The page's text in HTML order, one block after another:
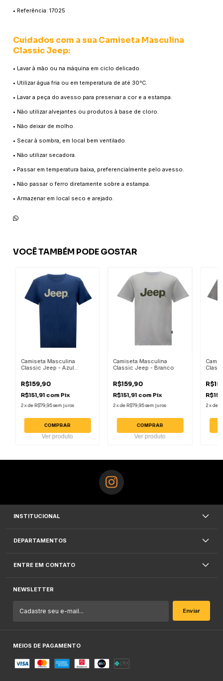
• Referência: 17025
Cuidados com a sua Camiseta Masculina
Classic Jeep:
• Lavar à mão ou na máquina em ciclo delicado.
• Utilizar água fria ou em temperatura de até 30°C.
• Lavar a peça do avesso para preservar a cor e a estampa.
• Não utilizar alvejantes ou produtos à base de cloro.
• Não deixar de molho.
• Secar à sombra, em local bem ventilado.
• Não utilizar secadora.
• Passar em temperatura baixa, preferencialmente pelo avesso.
• Não passar o ferro diretamente sobre a estampa.
• Armazenar em local seco e arejado.
VOCÊ TAMBÉM PODE GOSTAR
Camiseta Masculina
Classic Jeep - Azul
R$159,90
R$151,91 com Pix
2xdeR$79,95sem juros
COMPRAR
Ver produto
Camiseta Masculina
Classic Jeep - Branco
R$159,90
R$151,91 com Pix
2xdeR$79,95sem juros
COMPRAR
Ver produto
2xde
INSTITUCIONAL
DEPARTAMENTOS
ENTRE EM CONTATO
NEWSLETTER
MEIOS DE PAGAMENTO